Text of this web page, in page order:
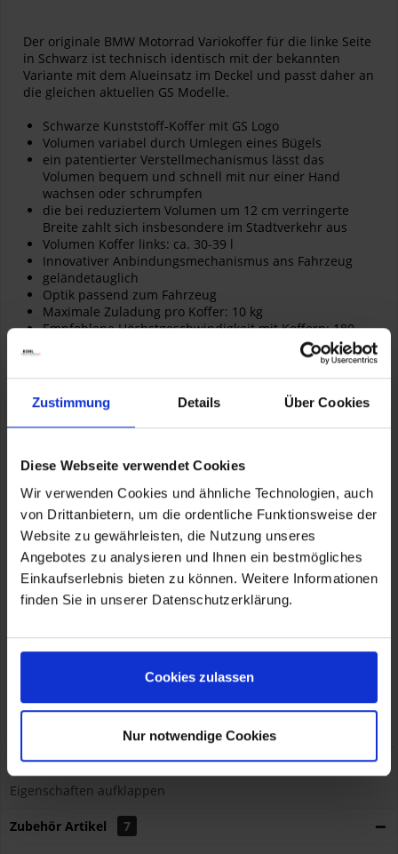
Zustimmung Details Über Cookies
Diese Webseite verwendet Cookies
Wir verwenden Cookies und ähnliche Technologien, auch
von Drittanbietern, um die ordentliche Funktionsweise der
Website zu gewährleisten, die Nutzung unseres
Angebotes zu analysieren und Ihnen ein bestmögliches
Einkaufserlebnis bieten zu können. Weitere Informationen
finden Sie in unserer Datenschutzerklärung.
Cookies zulassen
Nur notwendige Cookies
Der originale BMW Motorrad Variokoffer für die linke Seite
in Schwarz ist technisch identisch mit der bekannten
Variante mit dem Alueinsatz im Deckel und passt daher an
die gleichen aktuellen GS Modelle.
Schwarze Kunststoff-Koffer mit GS Logo
Volumen variabel durch Umlegen eines Bügels
ein patentierter Verstellmechanismus lässt das
Volumen bequem und schnell mit nur einer Hand
wachsen oder schrumpfen
die bei reduziertem Volumen um 12 cm verringerte
Breite zahlt sich insbesondere im Stadtverkehr aus
Volumen Koffer links: ca. 30-39 l
Innovativer Anbindungsmechanismus ans Fahrzeug
geländetauglich
Optik passend zum Fahrzeug
Maximale Zuladung pro Koffer: 10 kg
Empfohlene Höchstgeschwindigkeit mit Koffern: 180
Artikelnummer:
77408569659
- BMW F 750 GS K80
- BMW R 1200 GS K50
- BMW R 1250 GS K50
BMW AG
Verantwortliche Person für die EU
BMW AG
Petuelring 130, München, DE, 80788
Eigenschaften
Eigenschaften aufklappen
Zubehör Artikel 7